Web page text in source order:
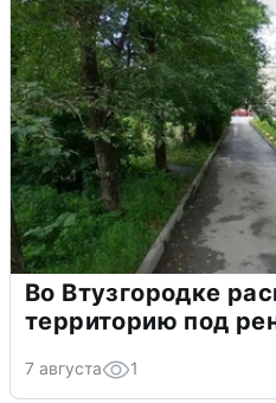
Во Втузгородке
территорию под
7 августа 1